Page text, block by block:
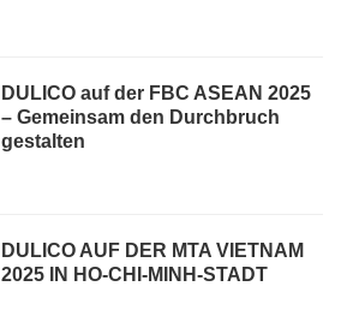
DULICO auf der FBC ASEAN 2025
– Gemeinsam den Durchbruch
gestalten
DULICO AUF DER MTA VIETNAM
2025 IN HO-CHI-MINH-STADT